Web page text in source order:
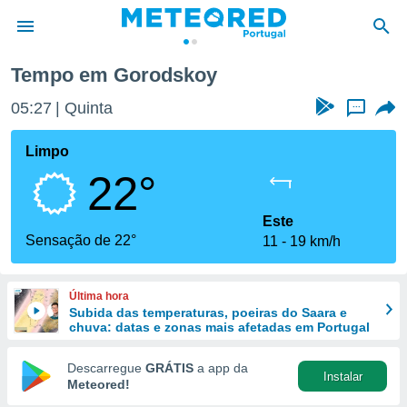
da
foi
fornecidas
a este
das
e
forma
digital
Tempo em Gorodskoy
05:27 Quinta ...
Limpo
22°
Sensação de 22°
Este
11
19 km/h
Última hora
Subida das temperaturas, poeiras do Saara e
chuva: datas e zonas mais afetadas em Portugal
Descarregue GRÁTIS a app da
Meteored!
Instalar